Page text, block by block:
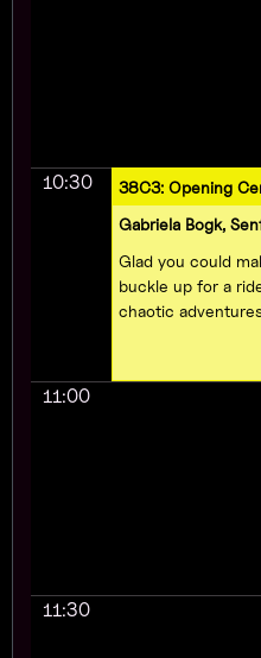
10:30
11:00
11:30
38C3: Opening
Gabriela Bogk,
Glad you could
buckle up for a
chaotic